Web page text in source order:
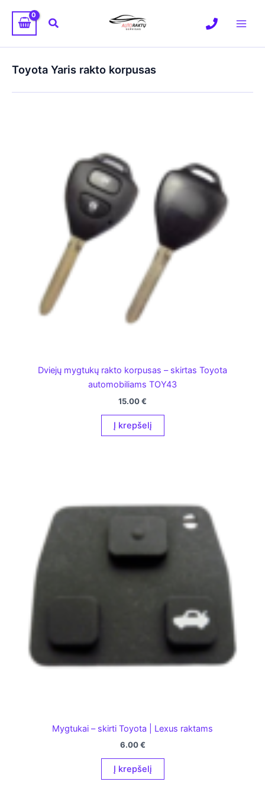
turinio
Paieška
Toyota Yaris rakto korpusas
Dviejų mygtukų rakto korpusas – skirtas Toyota
automobiliams TOY43
15.00€
Į krepšelį
Mygtukai – skirti Toyota | Lexus raktams
6.00€
Į krepšelį